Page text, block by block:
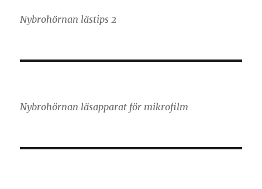
Nybrohörnan lästips 2
Nybrohörnan läsapparat för mikrofilm